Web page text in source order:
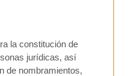
la constitución de
jurídicas, así
de nombramientos,